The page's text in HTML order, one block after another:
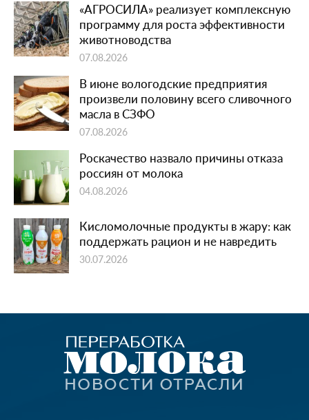
«АГРОСИЛА» реализует комплексную
программу для роста эффективности
животноводства
07.08.2026
В июне вологодские предприятия
произвели половину всего сливочного
масла в СЗФО
07.08.2026
Роскачество назвало причины отказа
россиян от молока
04.08.2026
Кисломолочные продукты в жару: как
поддержать рацион и не навредить
30.07.2026